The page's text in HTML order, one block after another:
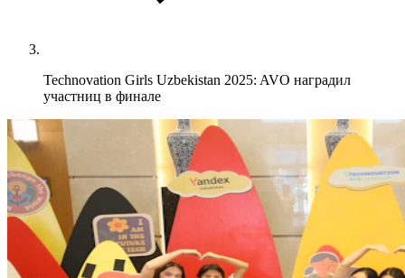
Technovation Girls Uzbekistan 2025: AVO наградил
участниц в финале